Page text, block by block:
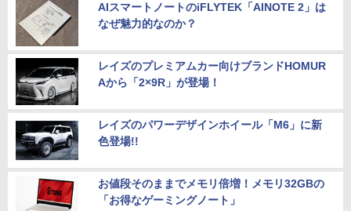
AIスマートノートのiFLYTEK「AINOTE 2」は
なぜ魅力的なのか？
レイズのプレミアムカー向けブランドHOMUR
Aから「2×9R」が登場！
レイズのパワーデザインホイール「M6」に新
色登場!!
お値段そのままでメモリ倍増！メモリ32GBの
「お得なゲーミングノート」